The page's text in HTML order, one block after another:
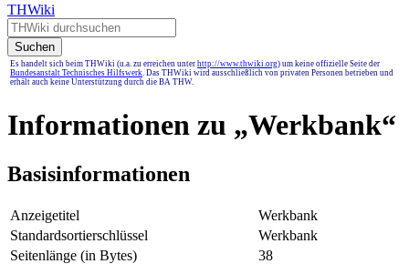
THWiki
Suchen
Es handelt sich beim THWiki (u.a. zu erreichen unter http://www.thwiki.org) um keine offizielle Seite der
Bundesanstalt Technisches Hilfswerk. Das THWiki wird ausschließlich von privaten Personen betrieben und
erhält auch keine Unterstützung durch die BA THW.
Informationen zu „Werkbank“
Basisinformationen
Anzeigetitel
Werkbank
Standardsortierschlüssel
Werkbank
Seitenlänge (in Bytes)
38